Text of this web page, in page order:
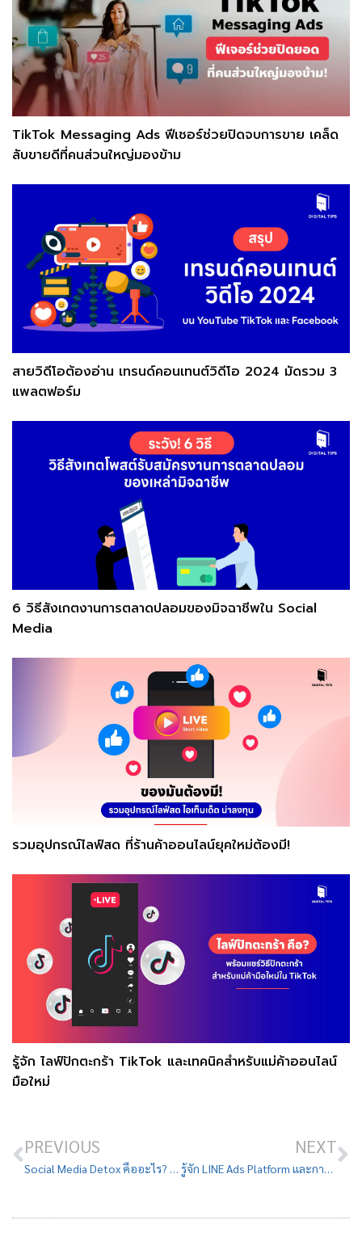
TikTok Messaging Ads ฟีเชอร์ช่วยปิดจบการขาย เคล็ด
ลับขายดีที่คนส่วนใหญ่มองข้าม
สายวิดีโอต้องอ่าน เทรนด์คอนเทนต์วิดีโอ 2024 มัดรวม 3
แพลตฟอร์ม
6 วิธีสังเกตงานการตลาดปลอมของมิจฉาชีพใน Social
Media
รวมอุปกรณ์ไลฟ์สด ที่ร้านค้าออนไลน์ยุคใหม่ต้องมี!
รู้จัก ไลฟ์ปักตะกร้า TikTok และเทคนิคสำหรับแม่ค้าออนไลน์
มือใหม่
PREVIOUS
Social Media Detox คืออะไร? เหมาะกับใคร และจะเริ่มต้นทำอย่างไร
NEXT
รู้จัก LINE Ads Platform และการยิงแอดไลน์ ฉบับล่าสุด 2024